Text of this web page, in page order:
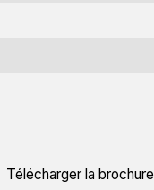
Télécharger la brochure
via ce formulaire.